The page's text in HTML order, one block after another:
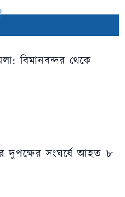
বিমানবন্দর থেকে
দুপক্ষের সংঘর্ষে আহত ৮